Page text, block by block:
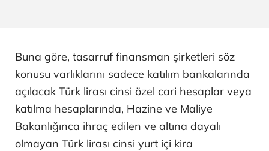
Buna göre, tasarruf finansman şirketleri söz
konusu varlıklarını sadece katılım bankalarında
açılacak Türk lirası cinsi özel cari hesaplar veya
katılma hesaplarında, Hazine ve Maliye
Bakanlığınca ihraç edilen ve altına dayalı
olmayan Türk lirası cinsi yurt içi kira